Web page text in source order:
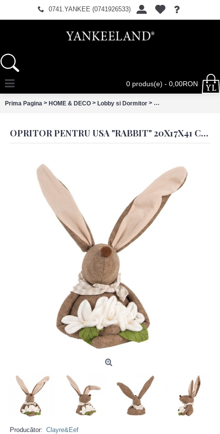
0741.YANKEE (0741926533)
0 produs(e) - 0,00RON
Prima Pagina > HOME & DECO > Lobby si Dormitor > Opritor pentru usa
OPRITOR PENTRU USA "RABBIT" 20X17X41 CM, CLAYRE & EEF
Producător: Clayre&Eef